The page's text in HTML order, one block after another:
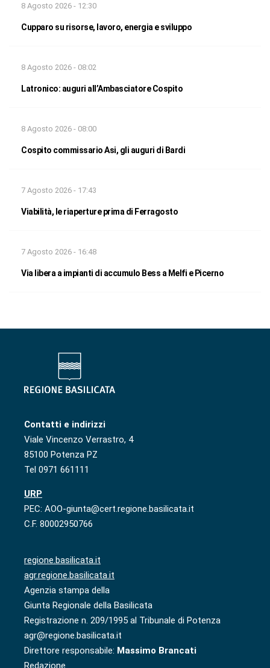
8 Agosto 2026 - 12:30
Cupparo su risorse, lavoro, energia e sviluppo
8 Agosto 2026 - 08:02
Latronico: auguri all’Ambasciatore Cospito
8 Agosto 2026 - 08:00
Cospito commissario Asi, gli auguri di Bardi
7 Agosto 2026 - 17:43
Viabilità, le riaperture prima di Ferragosto
7 Agosto 2026 - 16:48
Via libera a impianti di accumulo Bess a Melfi e Picerno
Contatti e indirizzi
Viale Vincenzo Verrastro, 4
85100 Potenza PZ
Tel 0971 661111
URP
PEC: AOO-giunta@cert.regione.basilicata.it
C.F. 80002950766
regione.basilicata.it
agr.regione.basilicata.it
Agenzia stampa della
Giunta Regionale della Basilicata
Registrazione n. 209/1995 al Tribunale di Potenza
agr@regione.basilicata.it
Direttore responsabile: Massimo Brancati
Redazione